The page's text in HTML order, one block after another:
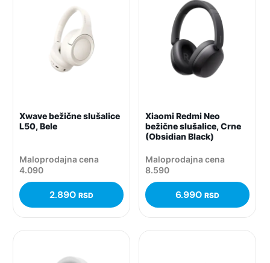
Xwave bežične slušalice
L50, Bele
Maloprodajna cena
4.090
2.890 RSD
Xiaomi Redmi Neo
bežične slušalice, Crne
(Obsidian Black)
Maloprodajna cena
8.590
6.990 RSD